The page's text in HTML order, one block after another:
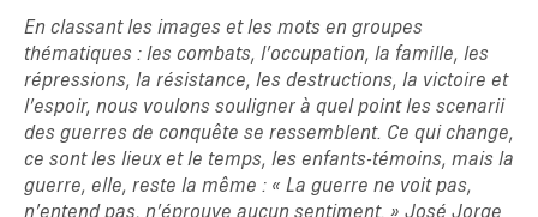
En classant les images et les mots en groupes
thématiques : les combats, l’occupation, la famille, les
répressions, la résistance, les destructions, la victoire et
l’espoir, nous voulons souligner à quel point les scenarii
des guerres de conquête se ressemblent. Ce qui change,
ce sont les lieux et le temps, les enfants-témoins, mais la
guerre, elle, reste la même : « La guerre ne voit pas,